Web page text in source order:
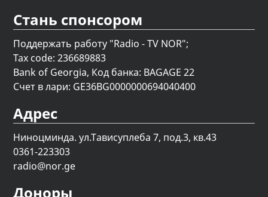
Стань спонсором
Поддержать работу "Radio - TV NOR";
Tax code: 236689883
Bank of Georgia, Код банка: BAGAGE 22
Счет в лари: GE36BG0000000694040400
Адрес
Ниноцминда. ул.Тависуплеба 7, под.3, кв.43
0361-223303
radio@nor.ge
Доноры